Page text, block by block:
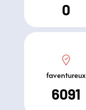
0
faventureux
6091